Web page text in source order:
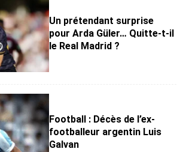
Un prétendant surprise
pour Arda Güler… Quitte-t-il
le Real Madrid ?
Football : Décès de l’ex-
footballeur argentin Luis
Galvan